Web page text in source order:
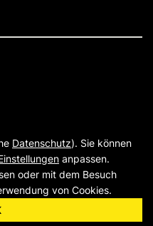
| Datenschutz
Datenschutz). Sie können
anpassen.
oder mit dem Besuch
von Cookies.